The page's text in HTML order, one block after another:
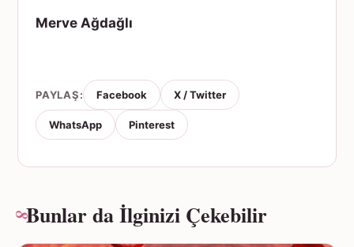
Merve Ağdağlı
PAYLAŞ: Facebook X / Twitter
WhatsApp Pinterest
Bunlar da İlginizi Çekebilir